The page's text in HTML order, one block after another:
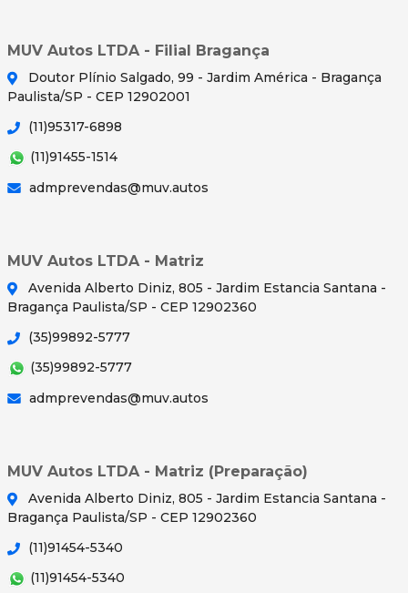
MUV Autos LTDA - Filial Bragança
Doutor Plínio Salgado, 99 - Jardim América - Bragança
Paulista/SP - CEP 12902001
(11)95317-6898
(11)91455-1514
admprevendas@muv.autos
MUV Autos LTDA - Matriz
Avenida Alberto Diniz, 805 - Jardim Estancia Santana -
Bragança Paulista/SP - CEP 12902360
(35)99892-5777
(35)99892-5777
admprevendas@muv.autos
MUV Autos LTDA - Matriz (Preparação)
Avenida Alberto Diniz, 805 - Jardim Estancia Santana -
Bragança Paulista/SP - CEP 12902360
(11)91454-5340
(11)91454-5340